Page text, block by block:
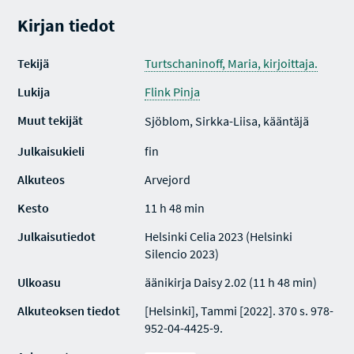
Kirjan tiedot
Tekijä
Turtschaninoff, Maria, kirjoittaja.
Lukija
Flink Pinja
Muut tekijät
Sjöblom, Sirkka-Liisa, kääntäjä
Julkaisukieli
fin
Alkuteos
Arvejord
Kesto
11 h 48 min
Julkaisutiedot
Helsinki Celia 2023 (Helsinki
Silencio 2023)
Ulkoasu
äänikirja Daisy 2.02 (11 h 48 min)
Alkuteoksen tiedot
[Helsinki], Tammi [2022]. 370 s. 978-
952-04-4425-9.